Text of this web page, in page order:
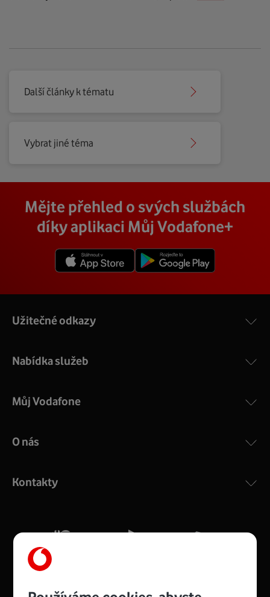
Další články k tématu
Vybrat jiné téma
Mějte přehled o svých službách
díky aplikaci Můj Vodafone+
Užitečné odkazy
Nabídka služeb
Můj Vodafone
O nás
Kontakty